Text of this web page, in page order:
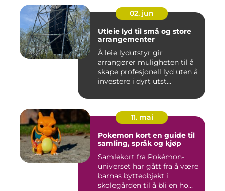
02. jun
Utleie lyd til små og store
arrangementer
Å leie lydutstyr gir
arrangører muligheten til å
skape profesjonell lyd uten å
investere i dyrt utst...
11. mai
Pokemon kort en guide til
samling, språk og kjøp
Samlekort fra Pokémon-
universet har gått fra å være
barnas bytteobjekt i
skolegården til å bli en ho...